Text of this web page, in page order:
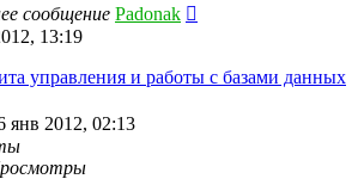
сообщение Padonak
13:19
управления и работы с базами данных
янв 2012, 02:13